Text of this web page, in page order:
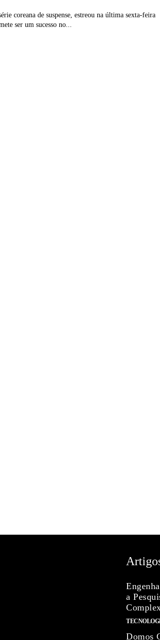
coreana de suspense, estreou na última sexta-feira
ser um sucesso no...
a
Domos